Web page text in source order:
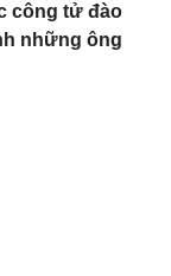
công tử đào
những ông